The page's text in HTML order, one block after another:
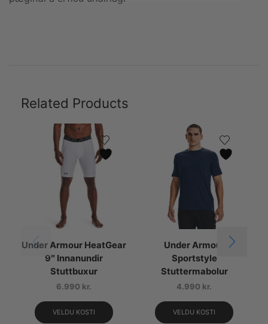
Related Products
Under Armour HeatGear
9″ Innanundir
Stuttbuxur
6.990 kr.
VELDU KOSTI
Under Armour
Sportstyle
Stuttermabolur
4.990 kr.
VELDU KOSTI